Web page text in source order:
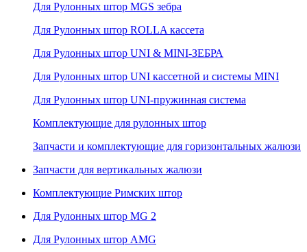
Для Рулонных штор MGS зебра
Для Рулонных штор ROLLA кассета
Для Рулонных штор UNI & MINI-ЗЕБРА
Для Рулонных штор UNI кассетной и системы MINI
Для Рулонных штор UNI-пружинная система
Комплектующие для рулонных штор
Запчасти и комплектующие для горизонтальных жалюзи
Запчасти для вертикальных жалюзи
Комплектующие Римских штор
Для Рулонных штор MG 2
Для Рулонных штор AMG